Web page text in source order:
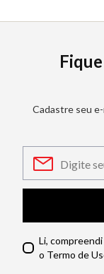
Cadastre seu
Li,
o Termo de